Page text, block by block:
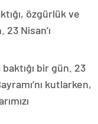
özgürlük ve
Nisan’ı
bir gün. 23
kutlarken,